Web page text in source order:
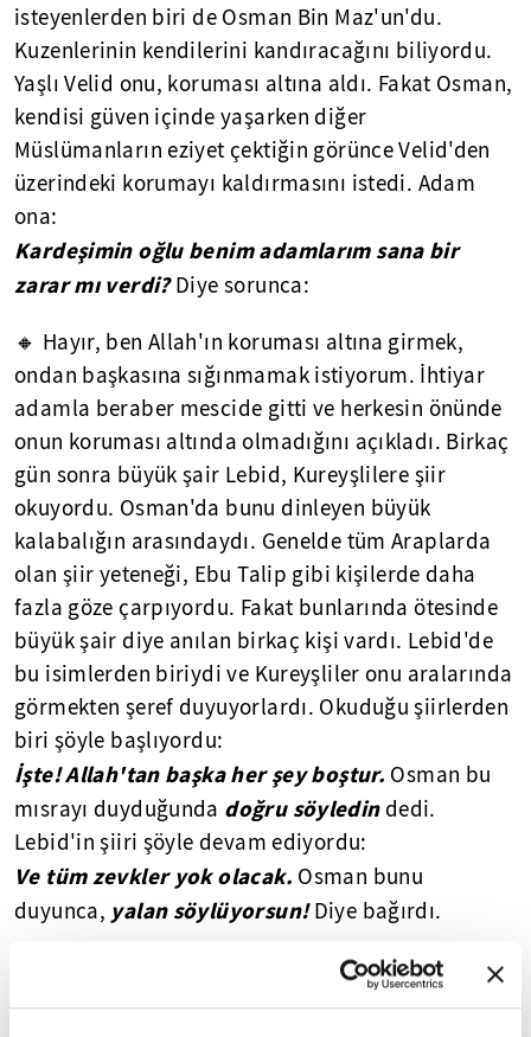
isteyenlerden biri de Osman Bin Maz'un'du.
Kuzenlerinin kendilerini kandıracağını biliyordu.
Yaşlı Velid onu, koruması altına aldı. Fakat Osman,
kendisi güven içinde yaşarken diğer
Müslümanların eziyet çektiğin görünce Velid'den
üzerindeki korumayı kaldırmasını istedi. Adam
ona:
Kardeşimin oğlu benim adamlarım sana bir
zarar mı verdi?Diye sorunca:
🔸 Hayır, ben Allah'ın koruması altına girmek,
ondan başkasına sığınmamak istiyorum. İhtiyar
adamla beraber mescide gitti ve herkesin önünde
onun koruması altında olmadığını açıkladı. Birkaç
gün sonra büyük şair Lebid, Kureyşlilere şiir
okuyordu. Osman'da bunu dinleyen büyük
kalabalığın arasındaydı. Genelde tüm Araplarda
olan şiir yeteneği, Ebu Talip gibi kişilerde daha
fazla göze çarpıyordu. Fakat bunlarında ötesinde
büyük şair diye anılan birkaç kişi vardı. Lebid'de
bu isimlerden biriydi ve Kureyşliler onu aralarında
görmekten şeref duyuyorlardı. Okuduğu şiirlerden
biri şöyle başlıyordu:
İşte! Allah'tan başka her şey boştur. Osman bu
mısrayı duyduğunda doğru söyledindedi.
Lebid'in şiiri şöyle devam ediyordu:
Ve tüm zevkler yok olacak. Osman bunu
duyunca, yalan söylüyorsun!Diye bağırdı.